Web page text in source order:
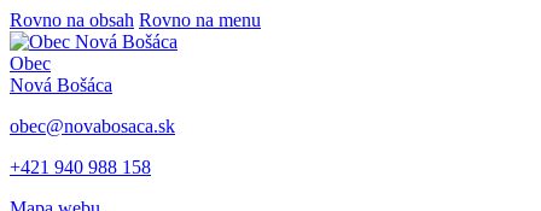
Rovno na obsah Rovno na menu
Obec
Nová Bošáca
obec@novabosaca.sk
+421 940 988 158